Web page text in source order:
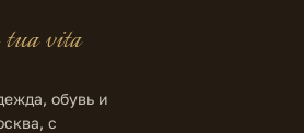
vita
обувь и
с